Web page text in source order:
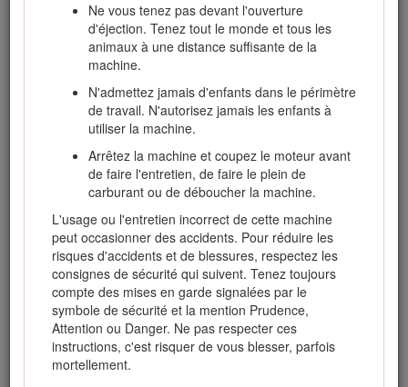
Ne vous tenez pas devant l'ouverture
d'éjection. Tenez tout le monde et tous les
animaux à une distance suffisante de la
machine.
N'admettez jamais d'enfants dans le périmètre
de travail. N'autorisez jamais les enfants à
utiliser la machine.
Arrêtez la machine et coupez le moteur avant
de faire l'entretien, de faire le plein de
carburant ou de déboucher la machine.
L'usage ou l'entretien incorrect de cette machine
peut occasionner des accidents. Pour réduire les
risques d'accidents et de blessures, respectez les
consignes de sécurité qui suivent. Tenez toujours
compte des mises en garde signalées par le
symbole de sécurité et la mention Prudence,
Attention ou Danger. Ne pas respecter ces
instructions, c'est risquer de vous blesser, parfois
mortellement.
d'origine ou des renseignements complémentaires,
munissez-vous des numéros de modèle et de série du
produit et contactez un distributeur Toro agréé. La Figure
indique l'emplacement des numéros de modèle et de série
du produit. Inscrivez les numéros dans l'espace réservé à
Important: Avec votre appareil mobile, vous pouvez
scanner le code QR sur l'autocollant du numéro de série
(le cas échéant) afin d'accéder aux renseignements sur
la garantie, les pièces et autres informations sur le